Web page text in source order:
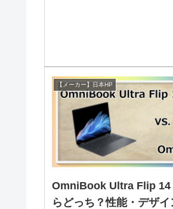
【メーカー】日本HP
OmniBook Ultra Flip 14
らどっち？性能・デザ